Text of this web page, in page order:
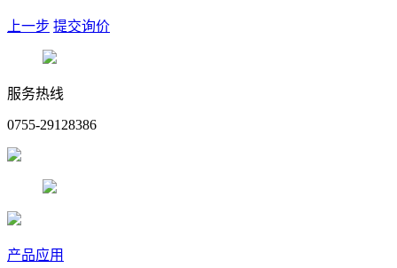
上一步 提交询价
服务热线
0755-29128386
产品应用